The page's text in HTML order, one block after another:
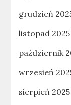
grudzień
listopad 2025
październik
wrzesień
sierpień 2025